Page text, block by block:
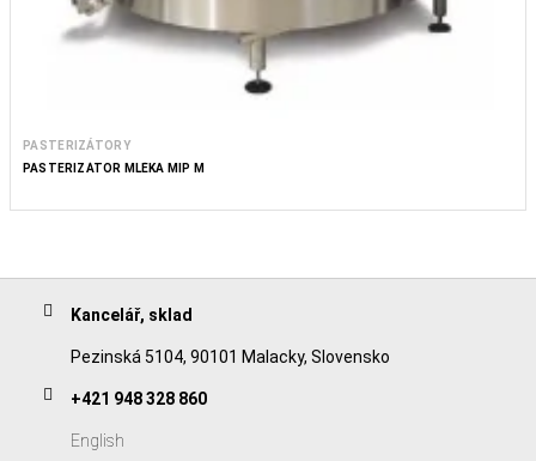
PASTERIZÁTORY
PASTERIZÁTOR MLÉKA MIP M
Kancelář, sklad
Pezinská 5104, 90101 Malacky, Slovensko
+421 948 328 860
English